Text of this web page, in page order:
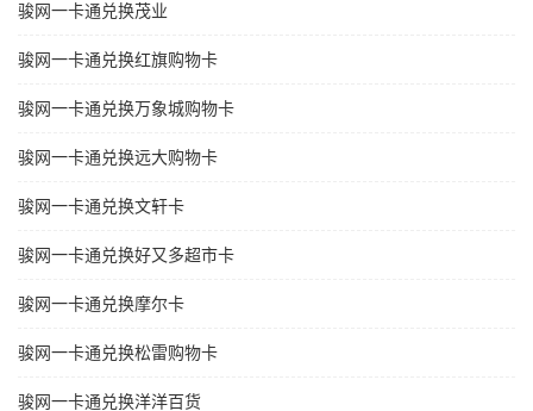
骏网一卡通兑换茂业
骏网一卡通兑换红旗购物卡
骏网一卡通兑换万象城购物卡
骏网一卡通兑换远大购物卡
骏网一卡通兑换文轩卡
骏网一卡通兑换好又多超市卡
骏网一卡通兑换摩尔卡
骏网一卡通兑换松雷购物卡
骏网一卡通兑换洋洋百货